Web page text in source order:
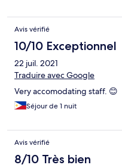
Avis vérifié
10/10 Exceptionnel
22 juil. 2021
Traduire avec Google
Very accomodating staff. 😊
Séjour de 1 nuit
Avis vérifié
8/10 Très bien